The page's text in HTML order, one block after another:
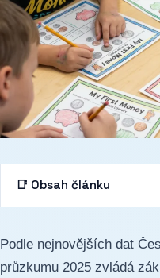
📑 Obsah článku
Podle nejnovějších dat
průzkumu 2025 zvládá